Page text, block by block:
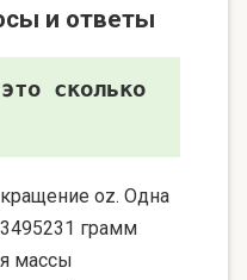
и ответы
сколько
oz. Одна
грамм
массы